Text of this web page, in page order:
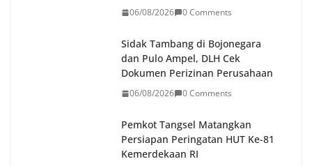
06/08/2026 0 Comments
Sidak Tambang di Bojonegara
dan Pulo Ampel, DLH Cek
Dokumen Perizinan Perusahaan
06/08/2026 0 Comments
Pemkot Tangsel Matangkan
Persiapan Peringatan HUT Ke-81
Kemerdekaan RI